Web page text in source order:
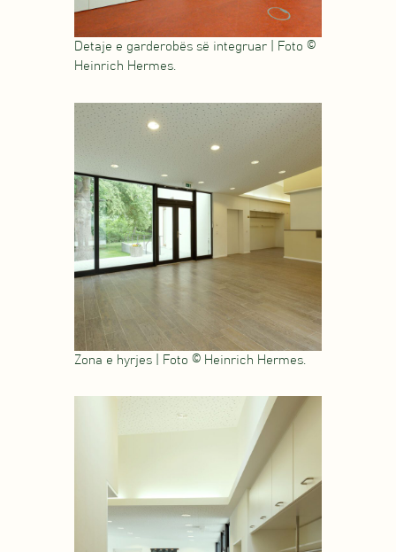
Detaje e garderobës së integruar | Foto ©
Heinrich Hermes.
Zona e hyrjes | Foto © Heinrich Hermes.